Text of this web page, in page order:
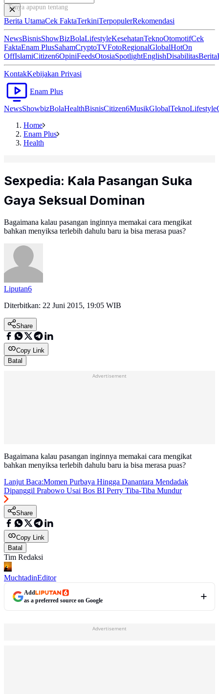
Tanya apapun tentang art
Berita UtamaCek FaktaTerkiniTerpopulerRekomendasi
NewsBisnisShowBizBolaLifestyleKesehatanTeknoOtomotifCek
FaktaEnam PlusSahamCryptoTVFotoRegionalGlobalHotOn
OffIslamiCitizen6OpiniFeedsOtosiaSpotlightEnglishDisabilitasBerita
KontakKebijakan Privasi
Enam Plus
NewsShowbizBolaHealthBisnisCitizen6MusikGlobalTeknoLifestyle
Home
Enam Plus
Health
Sexpedia: Kala Pasangan Suka
Gaya Seksual Dominan
Bagaimana kalau pasangan inginnya memakai cara mengikat
bahkan menyiksa terlebih dahulu baru ia bisa merasa puas?
Liputan6
Diterbitkan: 22 Juni 2015, 19:05 WIB
Share
Copy Link
Batal
Advertisement
Bagaimana kalau pasangan inginnya memakai cara mengikat
bahkan menyiksa terlebih dahulu baru ia bisa merasa puas?
Lanjut Baca:Momen Purbaya Hingga Danantara Mendadak
Dipanggil Prabowo Usai Bos BI Perry Tiba-Tiba Mundur
Share
Copy Link
Batal
Tim Redaksi
MuchtadinEditor
Add
as a preferred source on Google
Advertisement